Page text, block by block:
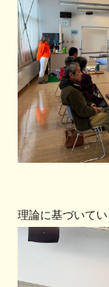
理論に基づいてい